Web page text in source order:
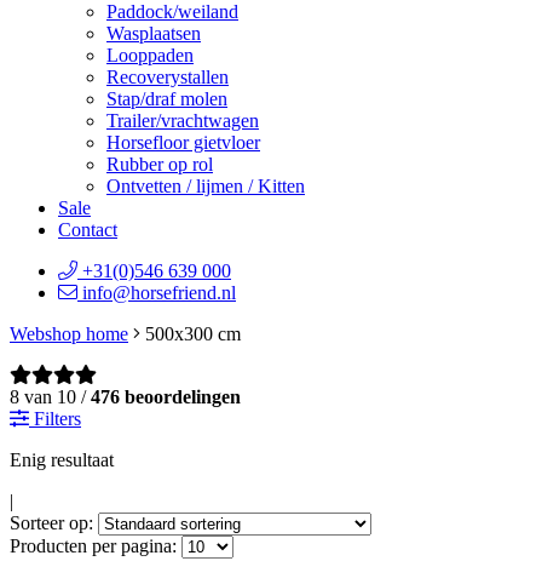
Paddock/weiland
Wasplaatsen
Looppaden
Recoverystallen
Stap/draf molen
Trailer/vrachtwagen
Horsefloor gietvloer
Rubber op rol
Ontvetten / lijmen / Kitten
Sale
Contact
+31(0)546 639 000
info@horsefriend.nl
Webshop home
500x300 cm
8 van 10 /476 beoordelingen
Filters
Enig resultaat
|
Sorteer op:
Producten per pagina: